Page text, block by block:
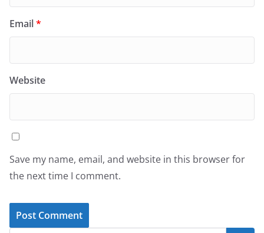
Email*
Website
Save my name, email, and website in this browser for
the next time I comment.